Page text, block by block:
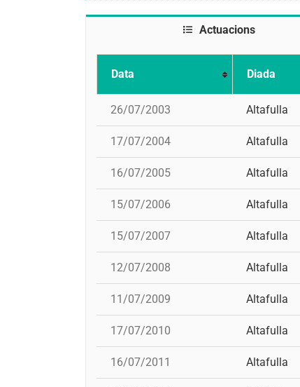
Actuacions
Data Diada
26/07/2003 Altafulla
17/07/2004 Altafulla
16/07/2005 Altafulla
15/07/2006 Altafulla
15/07/2007 Altafulla
12/07/2008 Altafulla
11/07/2009 Altafulla
17/07/2010 Altafulla
16/07/2011 Altafulla